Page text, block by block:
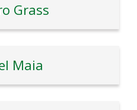
Grass
Maia